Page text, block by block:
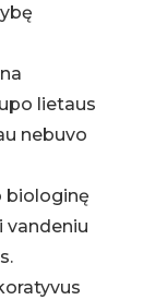
lietaus
nebuvo
biologinę
vandeniu